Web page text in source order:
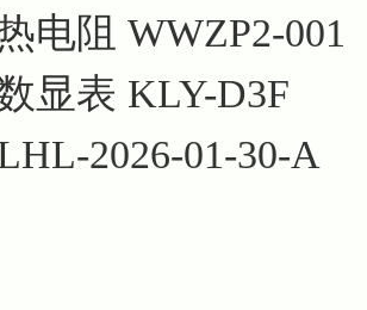
电阻 WWZP2-001
显表 KLY-D3F
2026-01-30-A